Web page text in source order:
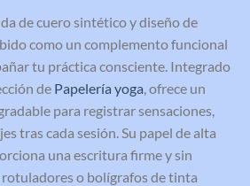
de cuero sintético y diseño de
como un complemento funcional
tu práctica consciente. Integrado
de Papelería yoga, ofrece un
para registrar sensaciones,
tras cada sesión. Su papel de alta
una escritura firme y sin
o bolígrafos de tinta